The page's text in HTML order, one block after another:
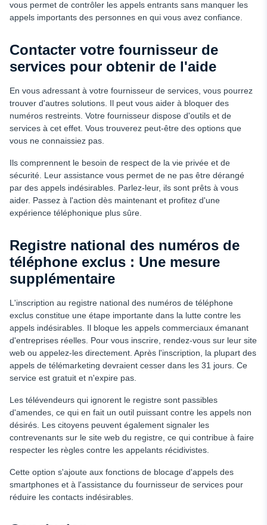
vous permet de contrôler les appels entrants sans manquer les
appels importants des personnes en qui vous avez confiance.
Contacter votre fournisseur de
services pour obtenir de l'aide
En vous adressant à votre fournisseur de services, vous pourrez
trouver d'autres solutions. Il peut vous aider à bloquer des
numéros restreints. Votre fournisseur dispose d'outils et de
services à cet effet. Vous trouverez peut-être des options que
vous ne connaissiez pas.
Ils comprennent le besoin de respect de la vie privée et de
sécurité. Leur assistance vous permet de ne pas être dérangé
par des appels indésirables. Parlez-leur, ils sont prêts à vous
aider. Passez à l'action dès maintenant et profitez d'une
expérience téléphonique plus sûre.
Registre national des numéros de
téléphone exclus : Une mesure
supplémentaire
L'inscription au registre national des numéros de téléphone
exclus constitue une étape importante dans la lutte contre les
appels indésirables. Il bloque les appels commerciaux émanant
d'entreprises réelles. Pour vous inscrire, rendez-vous sur leur site
web ou appelez-les directement. Après l'inscription, la plupart des
appels de télémarketing devraient cesser dans les 31 jours. Ce
service est gratuit et n'expire pas.
Les télévendeurs qui ignorent le registre sont passibles
d'amendes, ce qui en fait un outil puissant contre les appels non
désirés. Les citoyens peuvent également signaler les
contrevenants sur le site web du registre, ce qui contribue à faire
respecter les règles contre les appelants récidivistes.
Cette option s'ajoute aux fonctions de blocage d'appels des
smartphones et à l'assistance du fournisseur de services pour
réduire les contacts indésirables.